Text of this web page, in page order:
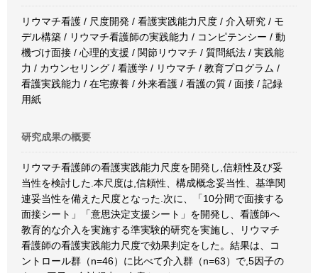
リウマチ看護 / 尺度開発 / 看護実践能力尺度 / 介入研究 / モ
デル構築 / リウマチ看護師の実践能力 / コンピテンシー / 動
機づけ面接 / 心理的支援 / 関節リウマチ / 質問紙法 / 実践能
力 / カウンセリング / 看護学 / リウマチ / 教育プログラム /
看護実践能力 / 在宅療養 / 外来看護 / 看護の質 / 面接 / 記録
用紙
研究成果の概要
リウマチ看護師の看護実践能力尺度を開発し,信頼性及び妥
当性を検討した.本尺度は,信頼性、構成概念妥当性、基準関
連妥当性を備えた尺度となった.次に、「10分間で面接する
面接シート」「意思決定支援シート」を開発し、看護師へ
教育的な介入を実施する準実験的研究を実施し、リウマチ
看護師の看護実践能力尺度で効果判定をした。結果は、コ
ントロール群（n=46）に比べて介入群（n=63）で,5因子の